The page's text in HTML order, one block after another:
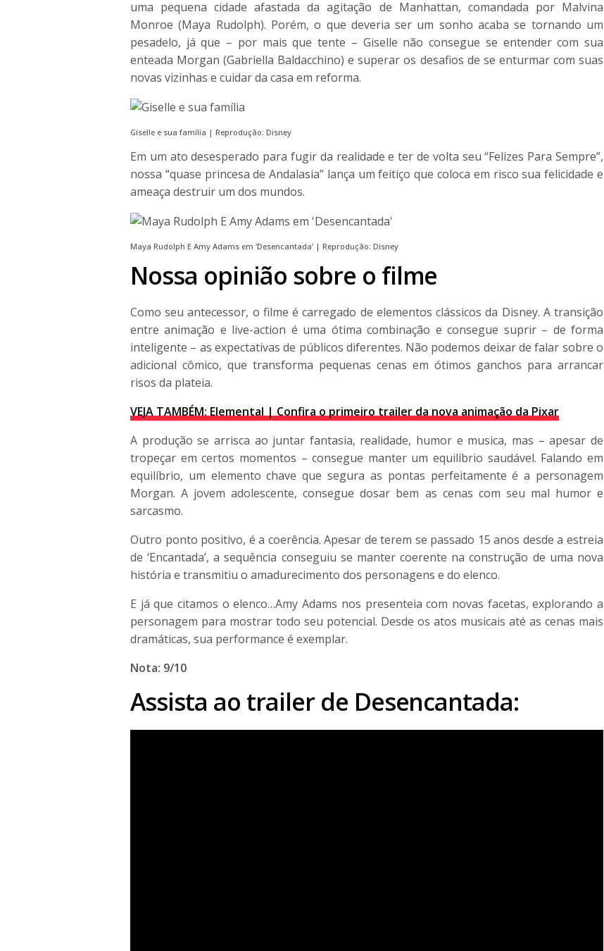
uma pequena cidade afastada da agitação de Manhattan, comandada por Malvina
Monroe (Maya Rudolph). Porém, o que deveria ser um sonho acaba se tornando um
pesadelo, já que – por mais que tente – Giselle não consegue se entender com sua
enteada Morgan (Gabriella Baldacchino) e superar os desafios de se enturmar com suas
novas vizinhas e cuidar da casa em reforma.
Giselle e sua família | Reprodução: Disney
Em um ato desesperado para fugir da realidade e ter de volta seu “Felizes Para Sempre”,
nossa “quase princesa de Andalasia” lança um feitiço que coloca em risco sua felicidade e
ameaça destruir um dos mundos.
Maya Rudolph E Amy Adams em ‘Desencantada’ | Reprodução: Disney
Nossa opinião sobre o filme
Como seu antecessor, o filme é carregado de elementos clássicos da Disney. A transição
entre animação e live-action é uma ótima combinação e consegue suprir – de forma
inteligente – as expectativas de públicos diferentes. Não podemos deixar de falar sobre o
adicional cômico, que transforma pequenas cenas em ótimos ganchos para arrancar
risos da plateia.
VEJA TAMBÉM: Elemental | Confira o primeiro trailer da nova animação da Pixar
A produção se arrisca ao juntar fantasia, realidade, humor e musica, mas – apesar de
tropeçar em certos momentos – consegue manter um equilíbrio saudável. Falando em
equilíbrio, um elemento chave que segura as pontas perfeitamente é a personagem
Morgan. A jovem adolescente, consegue dosar bem as cenas com seu mal humor e
sarcasmo.
Outro ponto positivo, é a coerência. Apesar de terem se passado 15 anos desde a estreia
de ‘Encantada’, a sequência conseguiu se manter coerente na construção de uma nova
história e transmitiu o amadurecimento dos personagens e do elenco.
E já que citamos o elenco…Amy Adams nos presenteia com novas facetas, explorando a
personagem para mostrar todo seu potencial. Desde os atos musicais até as cenas mais
dramáticas, sua performance é exemplar.
Nota: 9/10
Assista ao trailer de Desencantada: